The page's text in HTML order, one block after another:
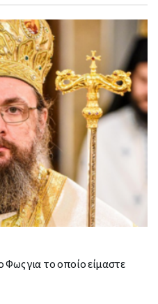
Φως για το οποίο είμαστε